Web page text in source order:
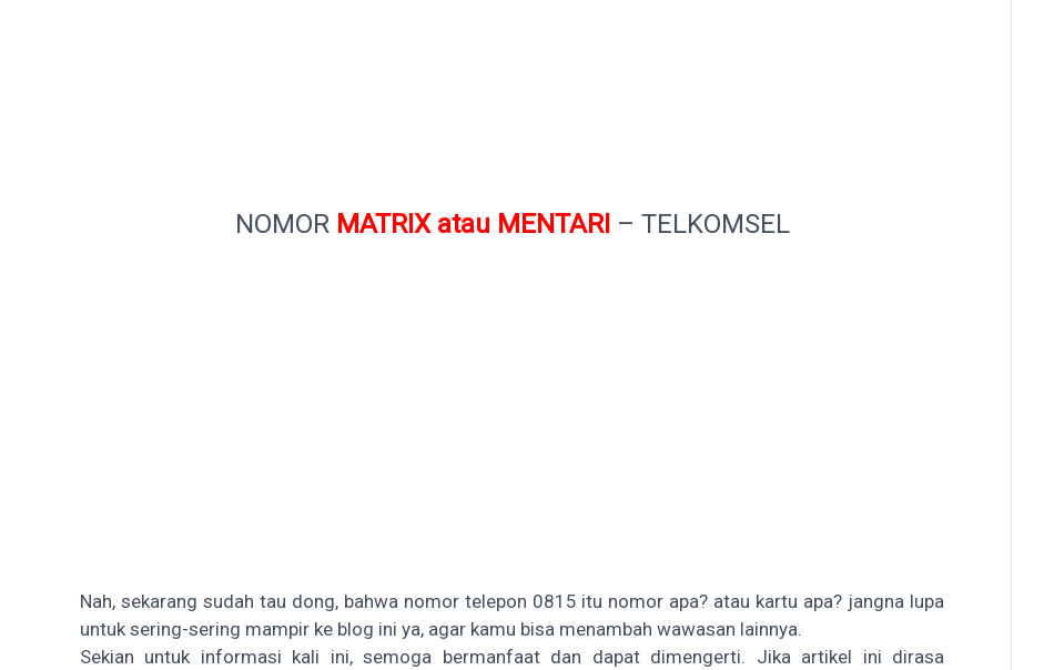
NOMOR MATRIX atau MENTARI – TELKOMSEL
Nah, sekarang sudah tau dong, bahwa nomor telepon 0815 itu nomor apa? atau kartu apa? jangna lupa
untuk sering-sering mampir ke blog ini ya, agar kamu bisa menambah wawasan lainnya.
Sekian untuk informasi kali ini, semoga bermanfaat dan dapat dimengerti. Jika artikel ini dirasa